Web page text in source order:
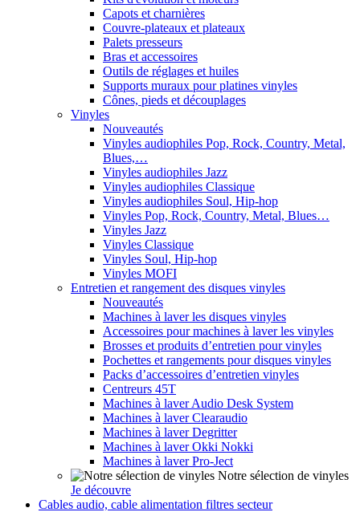
Capots et charnières
Couvre-plateaux et plateaux
Palets presseurs
Bras et accessoires
Outils de réglages et huiles
Supports muraux pour platines vinyles
Cônes, pieds et découplages
Vinyles
Nouveautés
Vinyles audiophiles Pop, Rock, Country, Metal,
Blues,…
Vinyles audiophiles Jazz
Vinyles audiophiles Classique
Vinyles audiophiles Soul, Hip-hop
Vinyles Pop, Rock, Country, Metal, Blues…
Vinyles Jazz
Vinyles Classique
Vinyles Soul, Hip-hop
Vinyles MOFI
Entretien et rangement des disques vinyles
Nouveautés
Machines à laver les disques vinyles
Accessoires pour machines à laver les vinyles
Brosses et produits d’entretien pour vinyles
Pochettes et rangements pour disques vinyles
Packs d’accessoires d’entretien vinyles
Centreurs 45T
Machines à laver Audio Desk System
Machines à laver Clearaudio
Machines à laver Degritter
Machines à laver Okki Nokki
Machines à laver Pro-Ject
Notre sélection de vinyles
Je découvre
Cables audio, cable alimentation filtres secteur